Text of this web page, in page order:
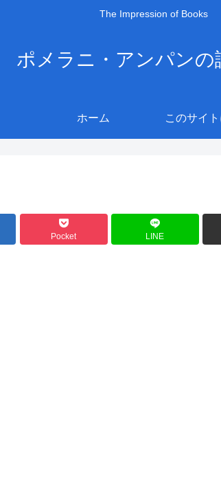
The Impression of Books
ポメラニ・アンパンの
ホーム このサイ
Pocket LINE